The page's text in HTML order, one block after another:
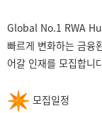
Global No.1 RWA
빠르게 변화하는 금융
어갈 인재를 모집합니
모집일정